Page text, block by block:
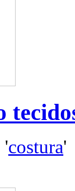
'costura'